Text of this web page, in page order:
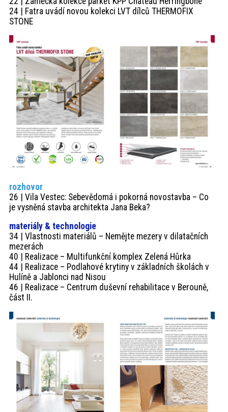
24 | Fatra uvádí novou kolekci LVT dílců THERMOFIX
STONE
rozhovor
26 | Vila Vestec: Sebevědomá i pokorná novostavba – Co
je vysněná stavba architekta Jana Beka?
materiály & technologie
34 | Vlastnosti materiálů – Nemějte mezery v dilatačních
mezerách
40 | Realizace – Multifunkční komplex Zelená Hůrka
44 | Realizace – Podlahové krytiny v základních školách v
Hulíně a Jablonci nad Nisou
46 | Realizace – Centrum duševní rehabilitace v Berouně,
část II.